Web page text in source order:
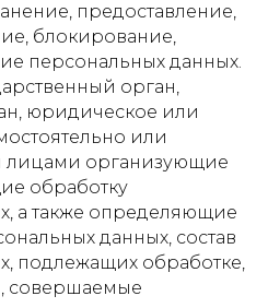
предоставление,
блокирование,
персональных данных.
орган,
юридическое или
или
лицами организующие
обработку
а также определяющие
данных, состав
подлежащих обработке,
совершаемые